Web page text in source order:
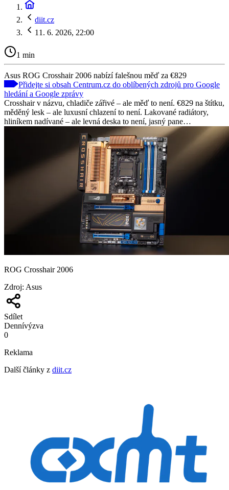
diit.cz
11. 6. 2026, 22:00
1 min
Asus ROG Crosshair 2006 nabízí falešnou měď za €829
Přidejte si obsah Centrum.cz do oblíbených zdrojů pro Google
hledání a Google zprávy
Crosshair v názvu, chladiče zářivé – ale měď to není. €829 na štítku,
měděný lesk – ale luxusní chlazení to není. Lakované radiátory,
hliníkem nadívané – ale levná deska to není, jasný pane…
ROG Crosshair 2006
Zdroj: Asus
Sdílet
Dennívýzva
0
Reklama
Další články z diit.cz